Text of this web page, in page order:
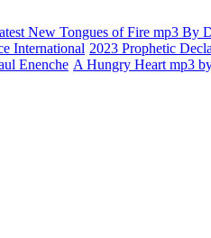
New Tongues of Fire mp3 By
International 2023 Prophetic
Enenche A Hungry Heart mp3